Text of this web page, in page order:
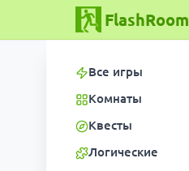
FlashRoom
Все игры
Комнаты
Квесты
Логические